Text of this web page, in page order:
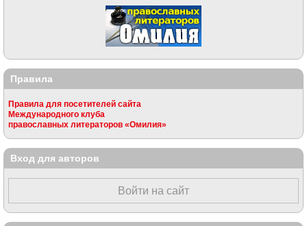
Правила
Правила для посетителей сайта
Международного клуба
православных литераторов «Омилия»
Вход для авторов
Войти на сайт